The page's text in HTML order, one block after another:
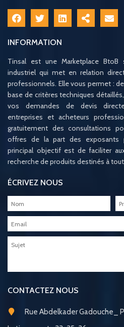
INFORMATION
Tinsal est une Marketplace BtoB
industriel qui met en relation
professionnels. Elle vous permet :
base de critères techniques
vos demandes de devis
entreprises et acheteurs
gratuitement des consultations
offres de la part des exposants
principal objectif est de faciliter
recherche de produits destinés à
ÉCRIVEZ NOUS
CONTACTEZ NOUS
Rue Abdelkader Gadouche_